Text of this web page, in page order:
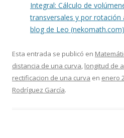
Integral: Cálculo de
transversales y por rotación
blog de Leo (nekomath.com)
Esta entrada se publicó en
distancia de una curva, longitud de
rectificacion de una curva en enero
Rodríguez García.